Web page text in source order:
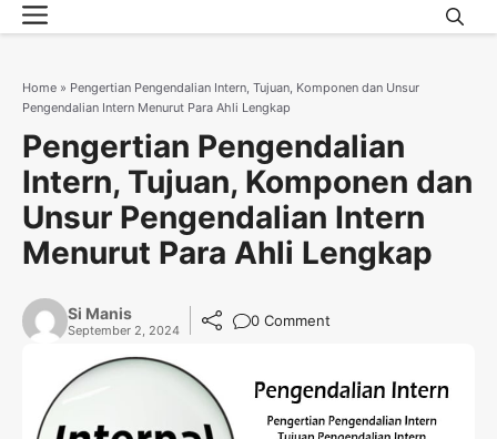
Skip
to
Menu
Home » Pengertian Pengendalian Intern, Tujuan, Komponen dan Unsur
Pengendalian Intern Menurut Para Ahli Lengkap
Pengertian Pengendalian
Intern, Tujuan, Komponen dan
Unsur Pengendalian Intern
Menurut Para Ahli Lengkap
Si Manis
September 2, 2024
0 Comment